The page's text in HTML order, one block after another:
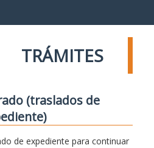
TRÁMITES
(traslados de
de expediente para continuar